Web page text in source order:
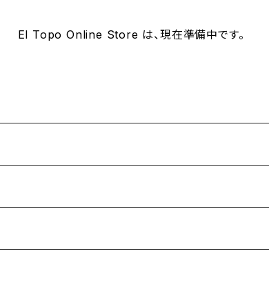
El Topo Online Store は、現在準備中です。